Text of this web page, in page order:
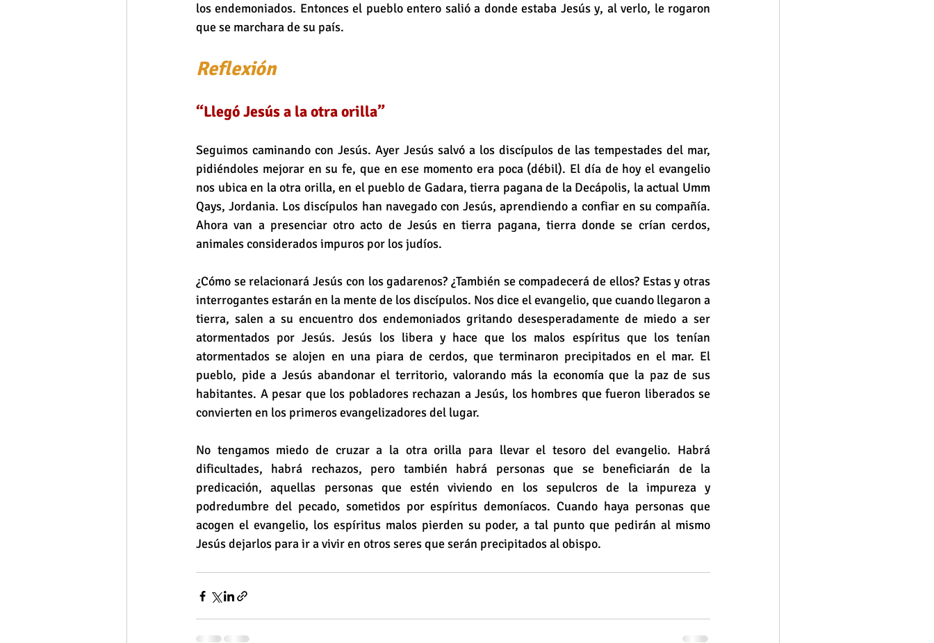
los endemoniados. Entonces el pueblo entero salió a donde estaba Jesús y, al verlo, le rogaron
que se marchara de su país.
Reflexión
“Llegó Jesús a la otra orilla”
Seguimos caminando con Jesús. Ayer Jesús salvó a los discípulos de las tempestades del mar,
pidiéndoles mejorar en su fe, que en ese momento era poca (débil). El día de hoy el evangelio
nos ubica en la otra orilla, en el pueblo de Gadara, tierra pagana de la Decápolis, la actual Umm
Qays, Jordania. Los discípulos han navegado con Jesús, aprendiendo a confiar en su compañía.
Ahora van a presenciar otro acto de Jesús en tierra pagana, tierra donde se crían cerdos,
animales considerados impuros por los judíos.
¿Cómo se relacionará Jesús con los gadarenos? ¿También se compadecerá de ellos? Estas y otras
interrogantes estarán en la mente de los discípulos. Nos dice el evangelio, que cuando llegaron a
tierra, salen a su encuentro dos endemoniados gritando desesperadamente de miedo a ser
atormentados por Jesús. Jesús los libera y hace que los malos espíritus que los tenían
atormentados se alojen en una piara de cerdos, que terminaron precipitados en el mar. El
pueblo, pide a Jesús abandonar el territorio, valorando más la economía que la paz de sus
habitantes. A pesar que los pobladores rechazan a Jesús, los hombres que fueron liberados se
convierten en los primeros evangelizadores del lugar.
No tengamos miedo de cruzar a la otra orilla para llevar el tesoro del evangelio. Habrá
dificultades, habrá rechazos, pero también habrá personas que se beneficiarán de la
predicación, aquellas personas que estén viviendo en los sepulcros de la impureza y
podredumbre del pecado, sometidos por espíritus demoníacos. Cuando haya personas que
acogen el evangelio, los espíritus malos pierden su poder, a tal punto que pedirán al mismo
Jesús dejarlos para ir a vivir en otros seres que serán precipitados al obispo.